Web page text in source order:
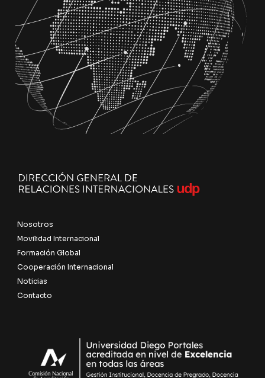
Nosotros
Movilidad Internacional
Formación Global
Cooperación Internacional
Noticias
Contacto